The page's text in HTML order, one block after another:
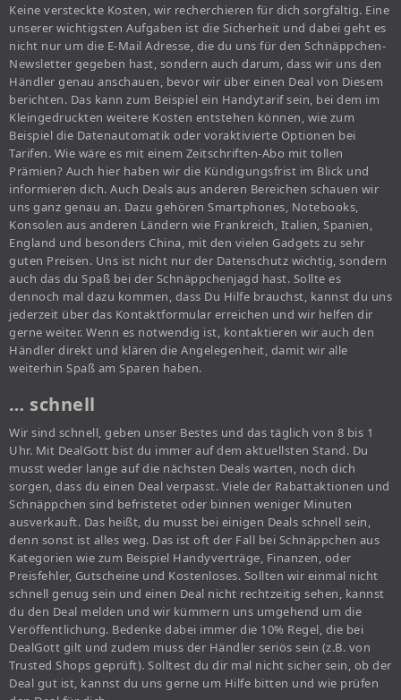
Keine versteckte Kosten, wir recherchieren für dich sorgfältig. Eine
unserer wichtigsten Aufgaben ist die Sicherheit und dabei geht es
nicht nur um die E-Mail Adresse, die du uns für den Schnäppchen-
Newsletter gegeben hast, sondern auch darum, dass wir uns den
Händler genau anschauen, bevor wir über einen Deal von Diesem
berichten. Das kann zum Beispiel ein Handytarif sein, bei dem im
Kleingedruckten weitere Kosten entstehen können, wie zum
Beispiel die Datenautomatik oder voraktivierte Optionen bei
Tarifen. Wie wäre es mit einem Zeitschriften-Abo mit tollen
Prämien? Auch hier haben wir die Kündigungsfrist im Blick und
informieren dich. Auch Deals aus anderen Bereichen schauen wir
uns ganz genau an. Dazu gehören Smartphones, Notebooks,
Konsolen aus anderen Ländern wie Frankreich, Italien, Spanien,
England und besonders China, mit den vielen Gadgets zu sehr
guten Preisen. Uns ist nicht nur der Datenschutz wichtig, sondern
auch das du Spaß bei der Schnäppchenjagd hast. Sollte es
dennoch mal dazu kommen, dass Du Hilfe brauchst, kannst du uns
jederzeit über das Kontaktformular erreichen und wir helfen dir
gerne weiter. Wenn es notwendig ist, kontaktieren wir auch den
Händler direkt und klären die Angelegenheit, damit wir alle
weiterhin Spaß am Sparen haben.
… schnell
Wir sind schnell, geben unser Bestes und das täglich von 8 bis 1
Uhr. Mit DealGott bist du immer auf dem aktuellsten Stand. Du
musst weder lange auf die nächsten Deals warten, noch dich
sorgen, dass du einen Deal verpasst. Viele der Rabattaktionen und
Schnäppchen sind befristetet oder binnen weniger Minuten
ausverkauft. Das heißt, du musst bei einigen Deals schnell sein,
denn sonst ist alles weg. Das ist oft der Fall bei Schnäppchen aus
Kategorien wie zum Beispiel Handyverträge, Finanzen, oder
Preisfehler, Gutscheine und Kostenloses. Sollten wir einmal nicht
schnell genug sein und einen Deal nicht rechtzeitig sehen, kannst
du den Deal melden und wir kümmern uns umgehend um die
Veröffentlichung. Bedenke dabei immer die 10% Regel, die bei
DealGott gilt und zudem muss der Händler seriös sein (z.B. von
Trusted Shops geprüft). Solltest du dir mal nicht sicher sein, ob der
Deal gut ist, kannst du uns gerne um Hilfe bitten und wie prüfen